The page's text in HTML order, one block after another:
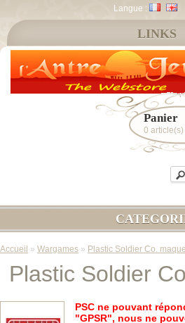
Langue :
Panier
0
LINKS
Accueil » Wargames » Plastic Soldier Co.
Plastic Soldier
PSC ne pouvant
"GPSR", nous ne